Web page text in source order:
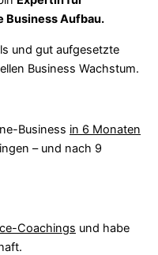
Business Aufbau.
und gut aufgesetzte
Business Wachstum.
Business in 6 Monaten
– und nach 9
Coachings und habe